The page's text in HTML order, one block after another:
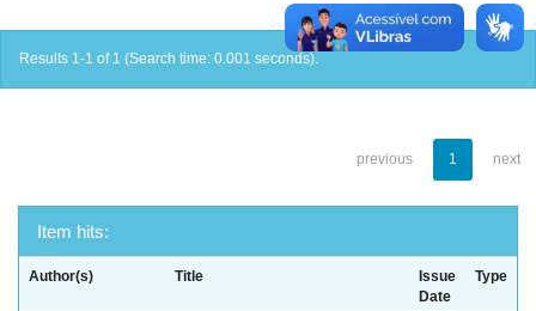
Results 1-1 of 1 (Search time: 0.001 seconds).
previous 1 next
Item hits:
Author(s) Title
Issue
Date
Type